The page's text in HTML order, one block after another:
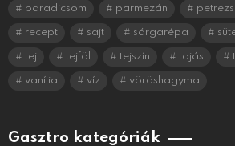
paradicsom parmezán
recept sajt sárgarépa
tej tejföl tejszín tojás
vanília víz vöröshagyma
Gasztro kategóriák